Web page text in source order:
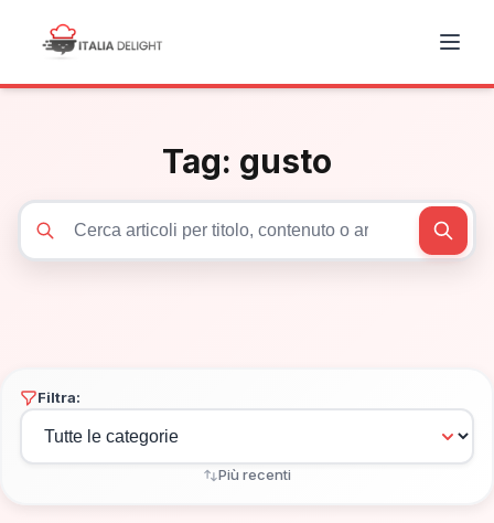
Tag: gusto
Filtra:
Più recenti